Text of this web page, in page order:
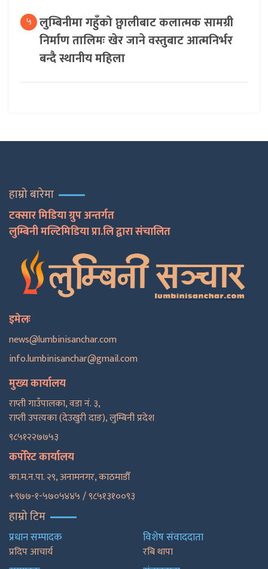
५ लुम्बिनीमा गहुँको छ्वालीबाट कलात्मक सामग्री
निर्माण तालिमः खेर जाने वस्तुबाट आत्मनिर्भर
बन्दै स्थानीय महिला
हाम्रो बारेमा
टक्सार मिडिया ग्रुप अन्तर्गत
लुम्बिनी मल्टिमिडिया प्रा.लि द्वारा संचालित
इमेलः
news@lumbinisanchar.com
info.lumbinisanchar@gmail.com
मुख्य कार्यालय
राप्ती गाउँपालका, वडा नं. ३,
राप्ती उपत्यका (देउखुरी दाङ), लुम्बिनी प्रदेश
९८५१२२७७५३
कर्पोरेट कार्यालय
का.म.न.पा. २९, अनामनगर, काठमाडाैँ
+९७७-१-५७०५४४५ / ९८५१३१००९३
हाम्रो टिम
प्रधान सम्पादक
प्रदिप आचार्य
विशेष संवाददाता
रबि थापा